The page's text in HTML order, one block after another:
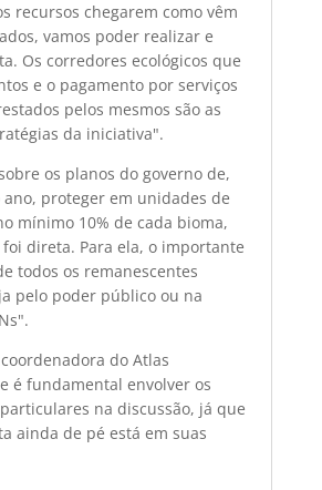
recursos chegarem como vêm
vamos poder realizar e
Os corredores ecológicos que
e o pagamento por serviços
pelos mesmos são as
da iniciativa".
os planos do governo de,
proteger em unidades de
mínimo 10% de cada bioma,
direta. Para ela, o importante
todos os remanescentes
pelo poder público ou na
do Atlas
é fundamental envolver os
na discussão, já que
ainda de pé está em suas